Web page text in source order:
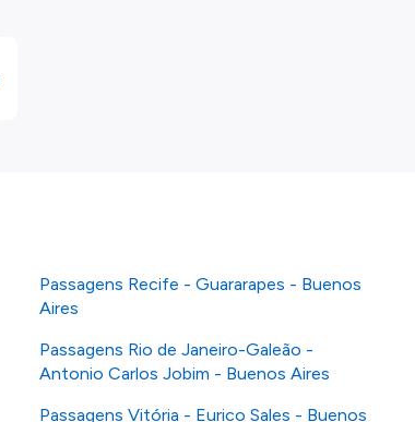
Passagens Recife - Guararapes - Buenos
Aires
Passagens Rio de Janeiro-Galeão -
Antonio Carlos Jobim - Buenos Aires
Passagens Vitória - Eurico Sales - Buenos